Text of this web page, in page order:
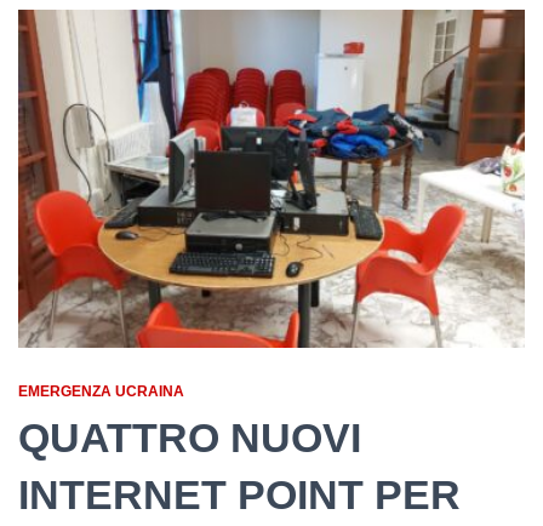
EMERGENZA UCRAINA
QUATTRO NUOVI
INTERNET POINT PER